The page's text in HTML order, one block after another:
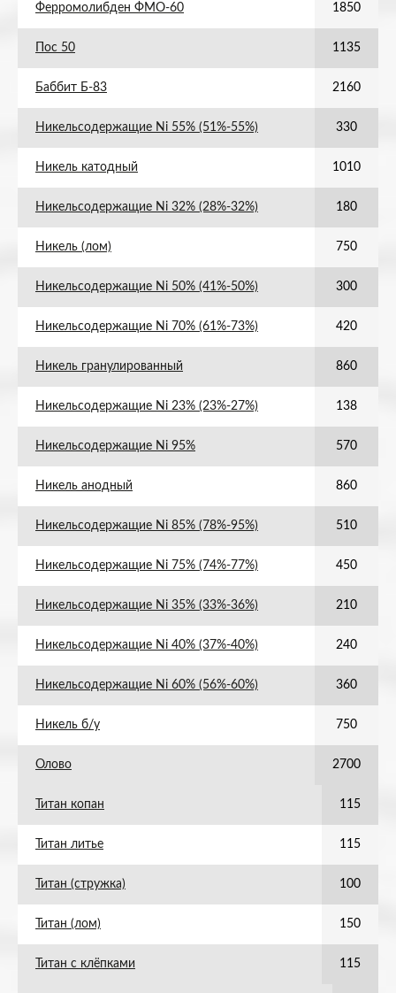
Ферромолибден ФМО-60 1850
Пос 50 1135
Баббит Б-83 2160
Никельсодержащие Ni 55% (51%-55%) 330
Никель катодный 1010
Никельсодержащие Ni 32% (28%-32%) 180
Никель (лом) 750
Никельсодержащие Ni 50% (41%-50%) 300
Никельсодержащие Ni 70% (61%-73%) 420
Никель гранулированный 860
Никельсодержащие Ni 23% (23%-27%) 138
Никельсодержащие Ni 95% 570
Никель анодный 860
Никельсодержащие Ni 85% (78%-95%) 510
Никельсодержащие Ni 75% (74%-77%) 450
Никельсодержащие Ni 35% (33%-36%) 210
Никельсодержащие Ni 40% (37%-40%) 240
Никельсодержащие Ni 60% (56%-60%) 360
Никель б/у 750
Олово 2700
Титан копан 115
Титан литье 115
Титан (стружка) 100
Титан (лом) 150
Титан с клёпками 115